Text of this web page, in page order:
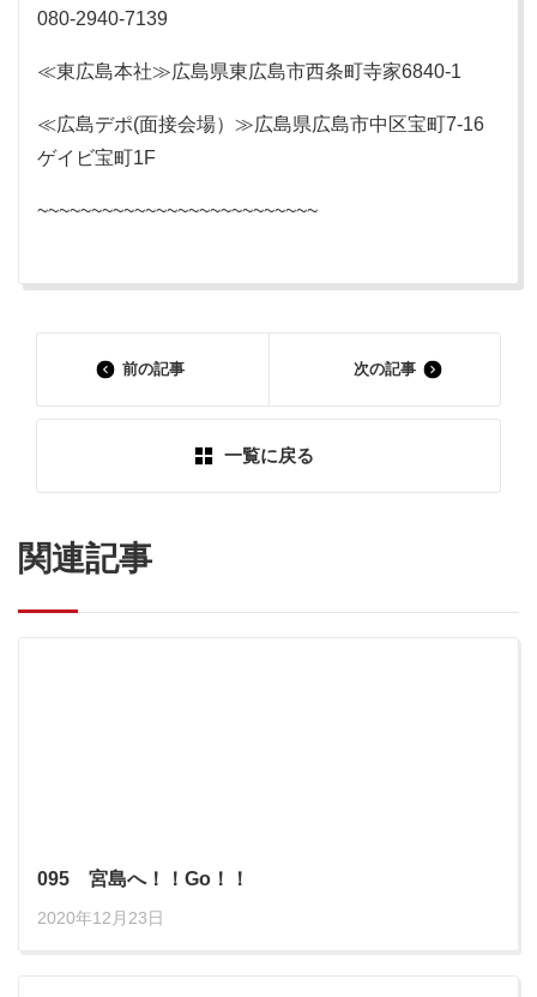
080-2940-7139
≪東広島本社≫広島県東広島市西条町寺家6840-1
≪広島デポ(面接会場）≫広島県広島市中区宝町7-16
ゲイビ宝町1F
~~~~~~~~~~~~~~~~~~~~~~~~~~
前の記事
一覧に戻る
次の記事
関連記事
095 宮島へ！！Go！！
2020年12月23日